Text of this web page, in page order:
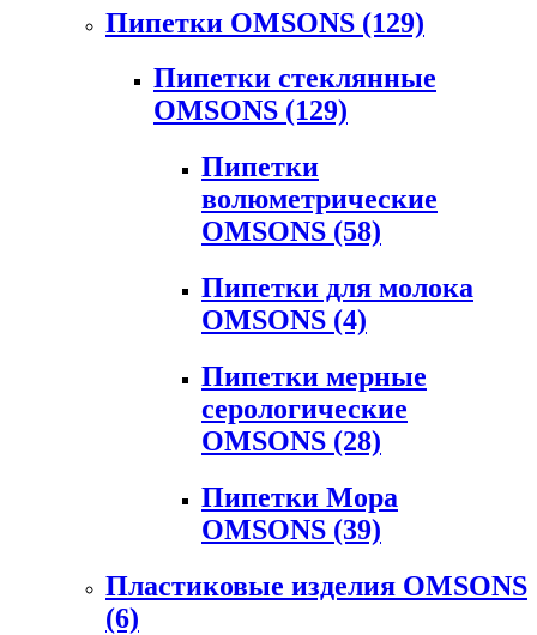
Пипетки OMSONS (129)
Пипетки стеклянные
OMSONS (129)
Пипетки
волюметрические
OMSONS (58)
Пипетки для молока
OMSONS (4)
Пипетки мерные
серологические
OMSONS (28)
Пипетки Мора
OMSONS (39)
Пластиковые изделия OMSONS
(6)